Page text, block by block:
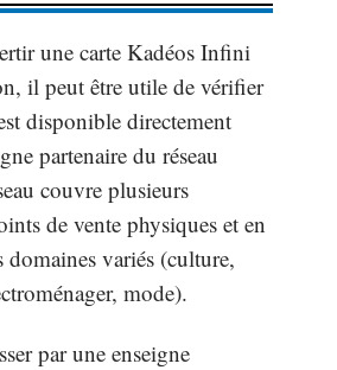
une carte Kadéos Infini
il peut être utile de vérifier
disponible directement
partenaire du réseau
couvre plusieurs
de vente physiques et en
domaines variés (culture,
mode).
par une enseigne